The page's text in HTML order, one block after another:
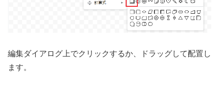
編集ダイアログ上でクリックするか、ドラッグして配置し
ます。